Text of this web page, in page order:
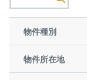
物件種別
物件所在地